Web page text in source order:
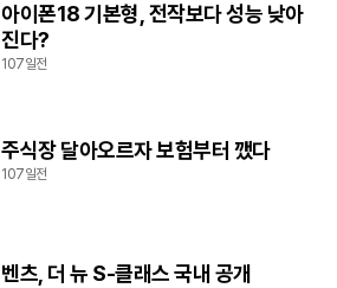
아이폰18 기본형, 전작보다 성능 낮아
진다?
107일전
주식장 달아오르자 보험부터 깼다
107일전
벤츠, 더 뉴 S-클래스 국내 공개